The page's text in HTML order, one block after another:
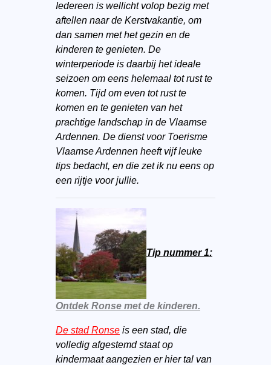
Iedereen is wellicht volop bezig met
aftellen naar de Kerstvakantie, om
dan samen met het gezin en de
kinderen te genieten. De
winterperiode is daarbij het ideale
seizoen om eens helemaal tot rust te
komen. Tijd om even tot rust te
komen en te genieten van het
prachtige landschap in de Vlaamse
Ardennen. De dienst voor Toerisme
Vlaamse Ardennen heeft vijf leuke
tips bedacht, en die zet ik nu eens op
een rijtje voor jullie.
Tip nummer 1:
Ontdek Ronse met de kinderen.
De stad Ronseis een stad, die
volledig afgestemd staat op
kindermaat aangezien er hier tal van